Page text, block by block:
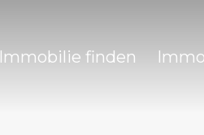
Immobilie finden